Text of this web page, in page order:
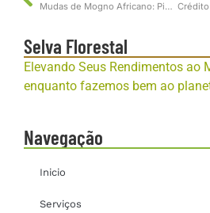
Mudas de Mogno Africano: Pioneirismo na Bioeconomia Florestal Sustentável
Selva Florestal
Elevando Seus Rendimentos ao
enquanto fazemos bem ao
Navegação
Inicio
Serviços